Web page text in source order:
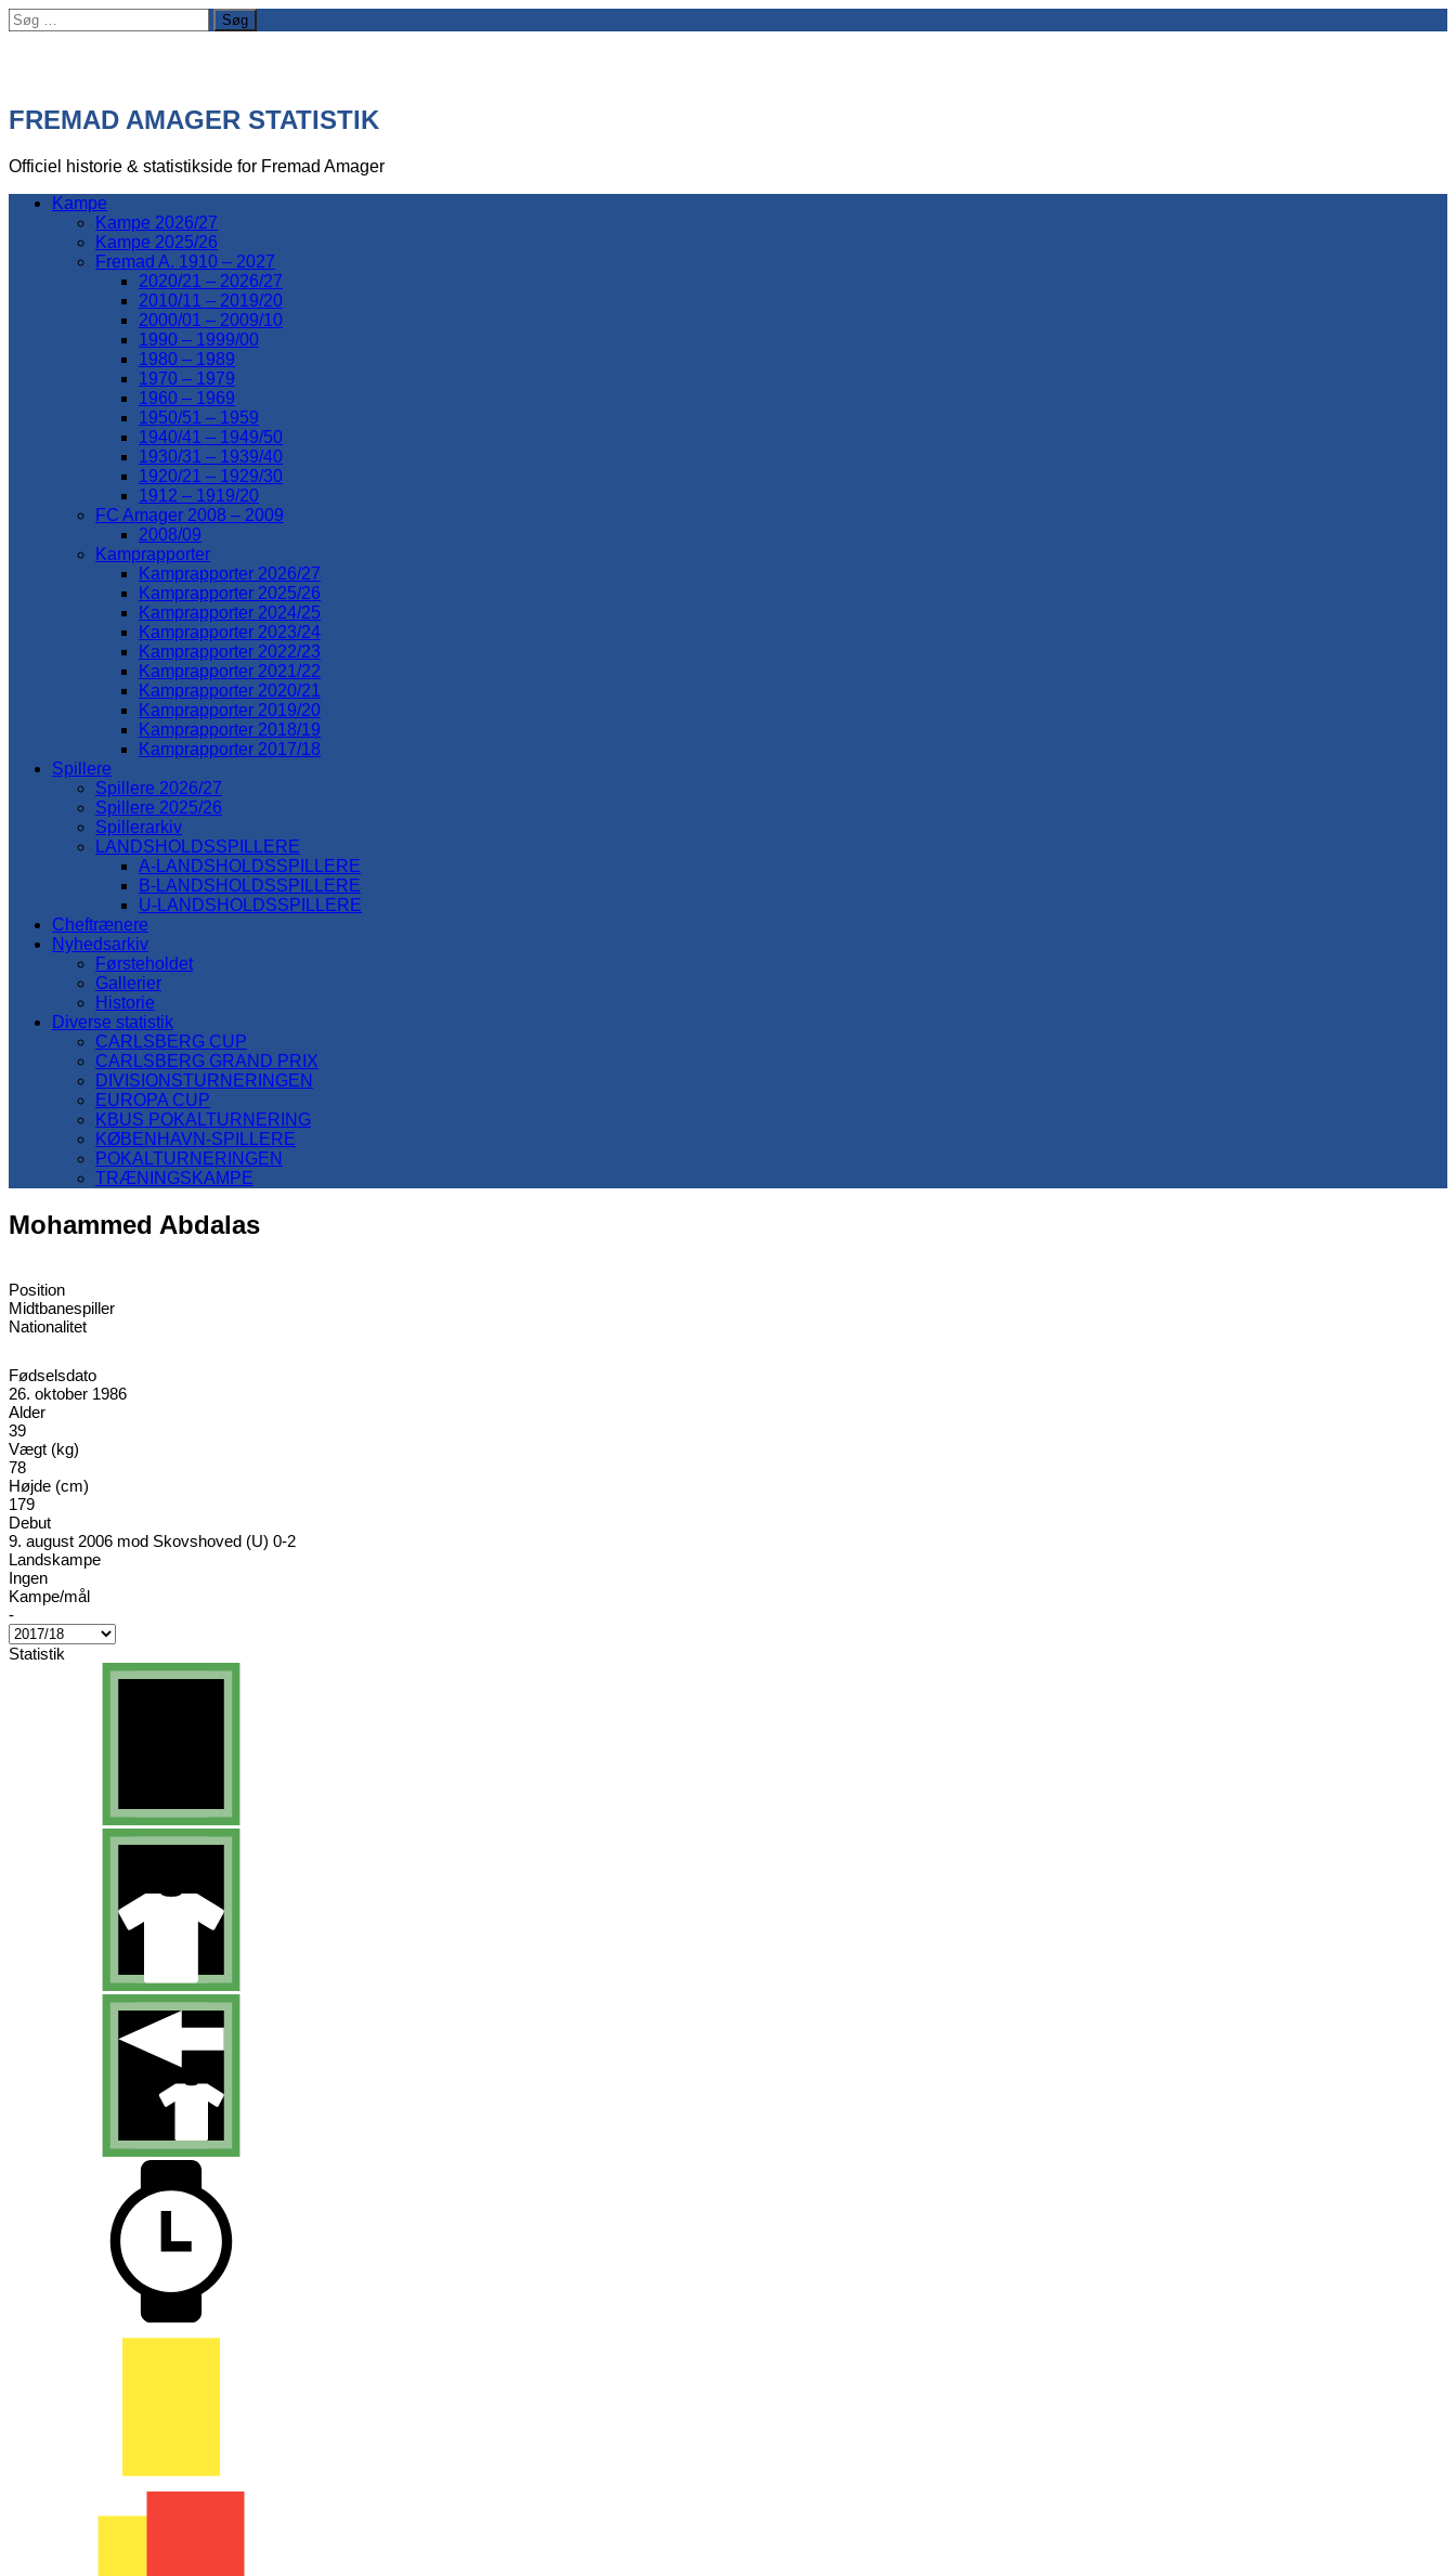
Søg
efter:
FREMAD AMAGER STATISTIK
Officiel historie & statistikside for Fremad Amager
Kampe
Kampe 2026/27
Kampe 2025/26
Fremad A. 1910 – 2027
2020/21 – 2026/27
2010/11 – 2019/20
2000/01 – 2009/10
1990 – 1999/00
1980 – 1989
1970 – 1979
1960 – 1969
1950/51 – 1959
1940/41 – 1949/50
1930/31 – 1939/40
1920/21 – 1929/30
1912 – 1919/20
FC Amager 2008 – 2009
2008/09
Kamprapporter
Kamprapporter 2026/27
Kamprapporter 2025/26
Kamprapporter 2024/25
Kamprapporter 2023/24
Kamprapporter 2022/23
Kamprapporter 2021/22
Kamprapporter 2020/21
Kamprapporter 2019/20
Kamprapporter 2018/19
Kamprapporter 2017/18
Spillere
Spillere 2026/27
Spillere 2025/26
Spillerarkiv
LANDSHOLDSSPILLERE
A-LANDSHOLDSSPILLERE
B-LANDSHOLDSSPILLERE
U-LANDSHOLDSSPILLERE
Cheftrænere
Nyhedsarkiv
Førsteholdet
Gallerier
Historie
Diverse statistik
CARLSBERG CUP
CARLSBERG GRAND PRIX
DIVISIONSTURNERINGEN
EUROPA CUP
KBUS POKALTURNERING
KØBENHAVN-SPILLERE
POKALTURNERINGEN
TRÆNINGSKAMPE
Mohammed Abdalas
Position
Midtbanespiller
Nationalitet
Fødselsdato
26. oktober 1986
Alder
39
Vægt (kg)
78
Højde (cm)
179
Debut
9. august 2006 mod Skovshoved (U) 0-2
Landskampe
Ingen
Kampe/mål
-
Statistik